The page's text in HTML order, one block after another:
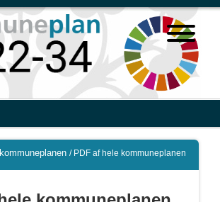
/ PDF af hele kommuneplanen